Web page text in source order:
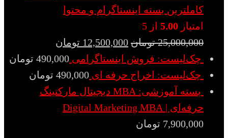
کاملترین بسته اینستاگرام و محتوا
امتیاز 5.00 از 5
25,000,000 تومان 12,500,000 تومان
چک‌لیست: فروش اینستاگرامی 490,000 تومان
چک‌لیست: اخراج حرفه ای 490,000 تومان
بسته آموزشی: MBA دیجیتال مارکتینگ
حرفه‌ای | Digital Marketing MBA
7,900,000 تومان